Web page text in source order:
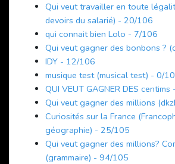
Qui veut travailler en toute
devoirs du salarié) - 20/106
qui connait bien Lolo - 7/106
Qui veut gagner des bonbons ?
IDY - 12/106
musique test (musical test) - 0/
QUI VEUT GAGNER DES
Qui veut gagner des millions
Curiosités sur la France
géographie) - 25/105
Qui veut gagner des millions?
(grammaire) - 94/105